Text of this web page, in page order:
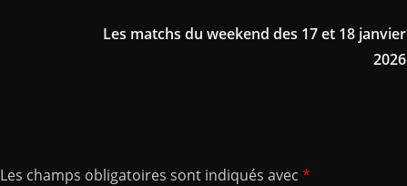
Les matchs du weekend des 17 et 18 janvier
2026
Les champs obligatoires sont indiqués avec *